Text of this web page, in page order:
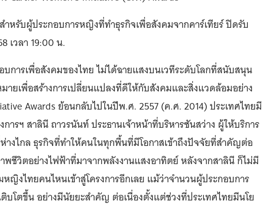
ำหรับผู้ประกอบการหญิงที่ทำธุรกิจเพื่อสังคมจากคาร์เทียร์ ปิดรับ
เวลา 19:00 น.
การเพื่อสังคมของไทย ไม่ได้ฉายแสงบนเวทีระดับโลกที่สนับสนุน
ายเพื่อสร้างการเปลี่ยนแปลงที่ดีให้กับสังคมและสิ่งแวดล้อมอย่าง
Awards ย้อนกลับไปในปีพ.ศ. 2557 (ค.ศ. 2014) ประเทศไทยมี
ารฯ สาลินี ถาวรนันท์ ประธานเจ้าหน้าที่บริหารซันสว่าง ผู้ให้บริการ
างไกล ธุรกิจที่ทำให้คนในทุกพื้นที่มีโอกาสเข้าถึงปัจจัยที่สำคัญต่อ
ชีวิตอย่างไฟฟ้าที่มาจากพลังงานแสงอาทิตย์ หลังจากสาลินี ก็ไม่มี
ญิงไทยคนไหนเข้าสู่โครงการอีกเลย แม้ว่าจำนวนผู้ประกอบการ
บโตขึ้น อย่างมีนัยยะสำคัญ ต่อเนื่องตั้งแต่ช่วงที่ประเทศไทยมีนโย